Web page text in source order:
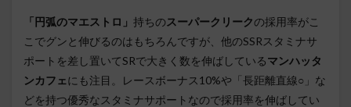
「円弧のマエストロ」 持ちのスーパークリークの採用率がこ
こでグンと伸びるのはもちろんですが、他のSSRスタミナサ
ポートを差し置いてSRで大きく数を伸ばしているマンハッタ
ンカフェにも注目。レースボーナス10%や「長距離直線○」な
どを持つ優秀なスタミナサポートなので採用率を伸ばしてい